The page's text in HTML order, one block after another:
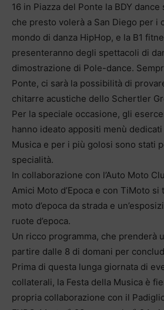
16 in Piazza del Ponte la BDY
che presto volerà a San Diego per i
mondo di danza HipHop, e la B1
presenteranno degli spettacoli di
dimostrazione di Pole-dance.
Ponte, ci sarà la possibilità di
chitarre acustiche dello Schertler
Per la speciale occasione, gli
hanno ideato appositi menù dedicati
Musica e per i più golosi sono stati
specialità.
In collaborazione con l’Auto Moto
Amici Moto d’Epoca e con TiMoto
moto d’epoca da strada e
ruote d’epoca.
Un ricco programma, che prenderà
partire dalle 8 di domani per
Prima di questa lunga giornata di
collaterali, la Festa della Musica è
propria collaborazione con il